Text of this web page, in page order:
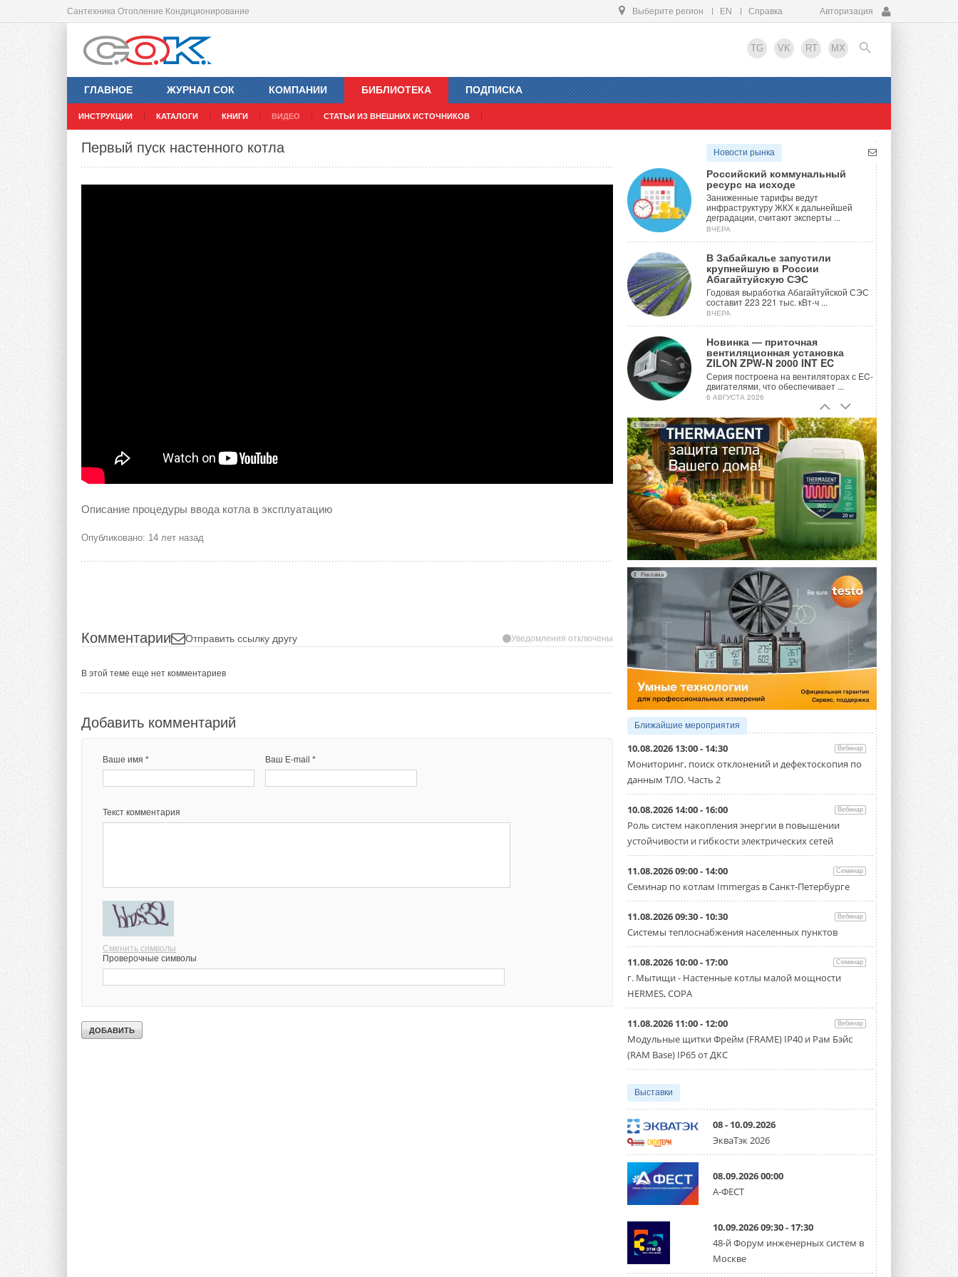
Сантехника Отопление Кондиционирование Выберите регион EN Справка Авторизация
TG VK RT MX
ГЛАВНОЕ ЖУРНАЛ СОК КОМПАНИИ БИБЛИОТЕКА
ИНСТРУКЦИИ КАТАЛОГИ КНИГИ ВИДЕО СТАТЬИ ИЗ ВНЕШНИХ ИСТОЧНИКОВ
ПОДПИСКА
EN
Первый пуск настенного котла
Описание процедуры ввода котла в эксплуатацию
Опубликовано: 14 лет назад
Комментарии Отправить ссылку другу Уведомления отключены
В этой теме еще нет комментариев
Добавить комментарий
Ваше имя * Ваш E-mail *
Текст комментария
Сменить символы
Проверочные символы
Новости рынка
Российский коммунальный
ресурс на исходе
Заниженные тарифы ведут
инфраструктуру ЖКХ к дальнейшей
деградации, считают эксперты ...
ВЧЕРА
В Забайкалье запустили
крупнейшую в России
Абагайтуйскую СЭС
Годовая выработка Абагайтуйской СЭС
составит 223 221 тыс. кВт-ч ...
ВЧЕРА
Новинка — приточная
вентиляционная установка
ZILON ZPW-N 2000 INT EC
Серия построена на вентиляторах с EC-
двигателями, что обеспечивает ...
6 АВГУСТА 2026
Учёные ЮУрГУ создали
каскадную установку,
объединяющую солнечную и
геотермальную энергию
Природосберегающие технологии ...
6 АВГУСТА 2026
Для Арктики создали
технологию защиты
ветрогенераторов от аварий
Разработка учитывает влияние
мерзлоты, обледенения и снеговых ...
6 АВГУСТА 2026
Гибридный тепловой насос PV/T
с одним общим испарителем
Исследователи предложили
конструкцию двухисточникового ...
5 АВГУСТА 2026
21-й ежегодный форум
«ЦОД-2026»
Мероприятие пройдет 2-3 сентября в
отеле Radisson Slavyanskaya. Форум
посетит более двух тысяч участников ...
5 АВГУСТА 2026
Китайская Shenling представила
линейку тепловых насосов
«воздух-вода» на R290
Серия ThermaX R290 All-In-One
включает три модели ...
Тепловые насосы в связке с
солнечной генерацией и
накопителем снижают
потребление на 60%
Исследователи из Италии установили ...
4 АВГУСТА 2026
«РУСКЛИМАТ Fest 2026» в Уфе
собрал свыше 700 профи
климатической отрасли
Организатором выступил торгово-
производственный холдинг ...
ЦОД с плотностью 54 кВт на
стойку
Испытания прошли на собственной
производственной площадке и были ...
3 АВГУСТА 2026
систему DVM на R32
Линейка включает семь типоразмеров
производительностью от 22,4 до 56 кВт.
Суммарная длина трубопроводов ...
3 АВГУСТА 2026
«СиСофт Девелопмент» подвел
итоги конкурса студенческих
стартует уже в сентябре 2026 года ...
3 АВГУСТА 2026
«Русклимат» укрепляет
Реклама
Реклама
Ближайшие мероприятия
10.08.2026 13:00 - 14:30 Вебинар
Мониторинг, поиск отклонений и дефектоскопия по
данным ТЛО. Часть 2
10.08.2026 14:00 - 16:00 Вебинар
Роль систем накопления энергии в повышении
устойчивости и гибкости электрических сетей
11.08.2026 09:00 - 14:00 Семинар
Семинар по котлам Immergas в Санкт-Петербурге
11.08.2026 09:30 - 10:30 Вебинар
Системы теплоснабжения населенных пунктов
11.08.2026 10:00 - 17:00 Семинар
г. Мытищи - Настенные котлы малой мощности
HERMES, COPA
11.08.2026 11:00 - 12:00 Вебинар
Модульные щитки Фрейм (FRAME) IP40 и Рам Бэйс
(RAM Base) IP65 от ДКС
Выставки
08 - 10.09.2026
ЭкваТэк 2026
08.09.2026 00:00
А-ФЕСТ
10.09.2026 09:30 - 17:30
48-й Форум инженерных систем в
Москве